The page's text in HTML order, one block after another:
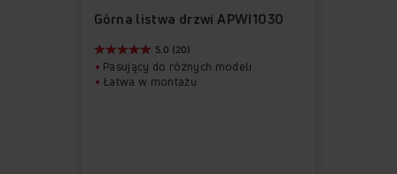
Górna listwa drzwi APWI1030
5.0 (20)
Pasujący do różnych modeli
Łatwa w montażu